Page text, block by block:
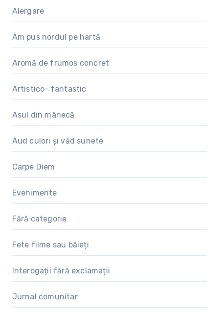
Alergare
Am pus nordul pe hartă
Aromă de frumos concret
Artistico- fantastic
Asul din mânecă
Aud culori și văd sunete
Carpe Diem
Evenimente
Fără categorie
Fete filme sau băieți
Interogații fără exclamații
Jurnal comunitar